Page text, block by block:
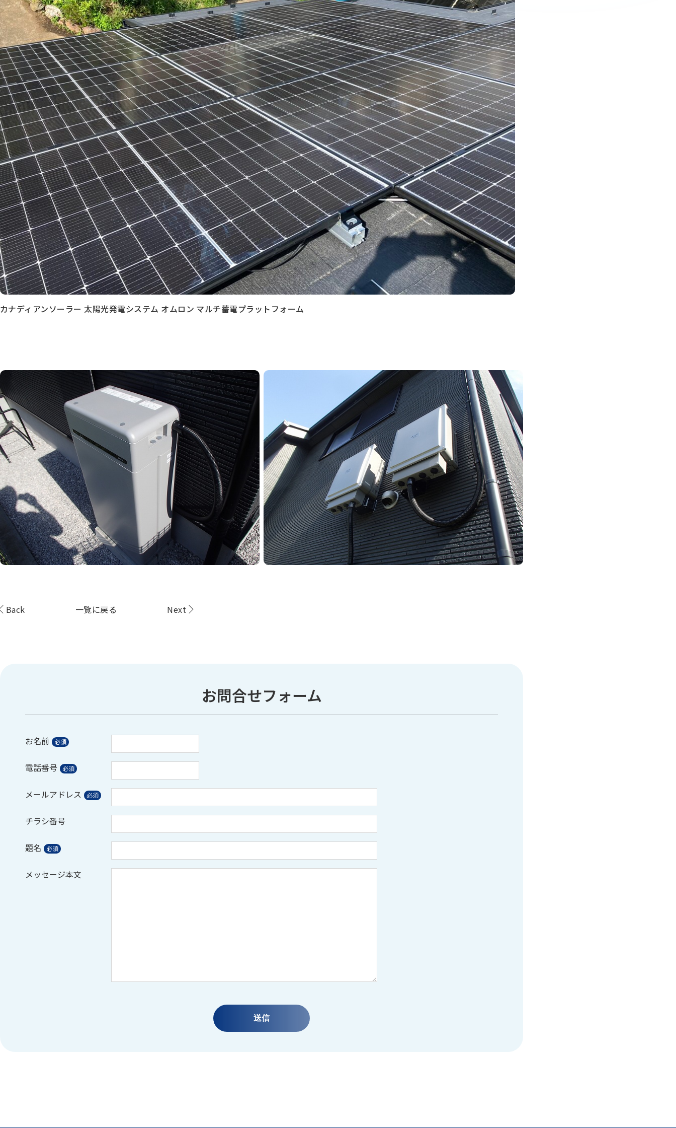
カナディアンソーラー 太陽光発電システム オムロン マルチ蓄電プラットフォーム
Back 一覧に戻る Next
お問合せフォーム
お名前
電話番号
メールアドレス
チラシ番号
題名
メッセージ本文